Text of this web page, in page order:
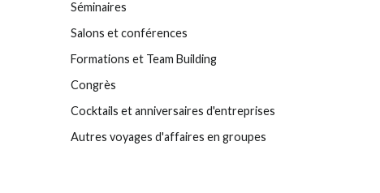
Séminaires
Salons et conférences
Formations et Team Building
Congrès
Cocktails et anniversaires d'entreprises
Autres voyages d'affaires en groupes